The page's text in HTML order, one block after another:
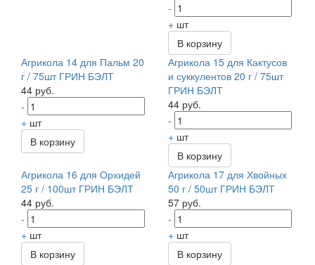
-
+ шт
В корзину
Агрикола 14 для Пальм 20
г / 75шт ГРИН БЭЛТ
44 руб.
-
+ шт
В корзину
Агрикола 15 для Кактусов
и суккулентов 20 г / 75шт
ГРИН БЭЛТ
44 руб.
-
+ шт
В корзину
Агрикола 16 для Орхидей
25 г / 100шт ГРИН БЭЛТ
44 руб.
-
+ шт
В корзину
Агрикола 17 для Хвойных
50 г / 50шт ГРИН БЭЛТ
57 руб.
-
+ шт
В корзину